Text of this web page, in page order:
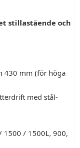
stillastående och
430 mm (för höga
med stål-
1500 / 1500L, 900,